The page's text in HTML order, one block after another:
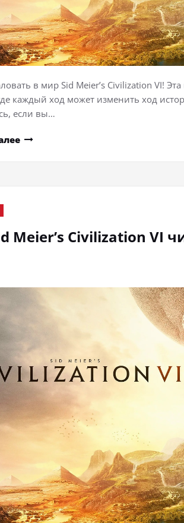
в мир Sid Meier’s Civilization VI!
каждый ход может изменить ход
если вы…
Meier’s Civilization VI